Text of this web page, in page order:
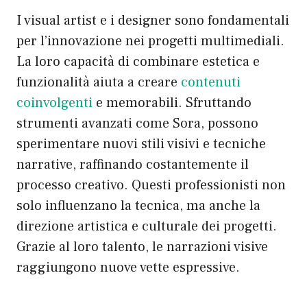
I visual artist e i designer sono fondamentali
per l’innovazione nei progetti multimediali.
La loro capacità di combinare estetica e
funzionalità aiuta a creare contenuti
coinvolgenti e memorabili. Sfruttando
strumenti avanzati come Sora, possono
sperimentare nuovi stili visivi e tecniche
narrative, raffinando costantemente il
processo creativo. Questi professionisti non
solo influenzano la tecnica, ma anche la
direzione artistica e culturale dei progetti.
Grazie al loro talento, le narrazioni visive
raggiungono nuove vette espressive.